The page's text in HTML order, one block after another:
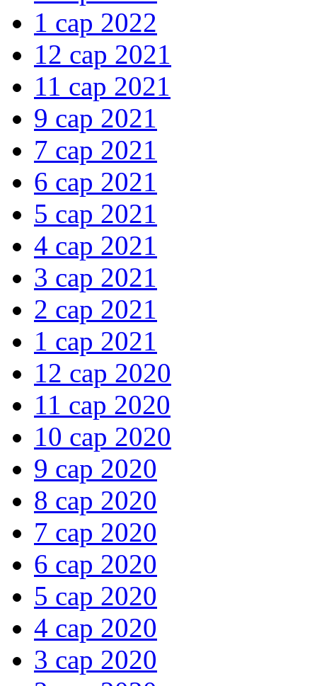
1 сар 2022
12 сар 2021
11 сар 2021
9 сар 2021
7 сар 2021
6 сар 2021
5 сар 2021
4 сар 2021
3 сар 2021
2 сар 2021
1 сар 2021
12 сар 2020
11 сар 2020
10 сар 2020
9 сар 2020
8 сар 2020
7 сар 2020
6 сар 2020
5 сар 2020
4 сар 2020
3 сар 2020